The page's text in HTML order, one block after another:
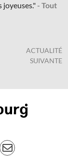
- Tout
ACTUALITÉ
SUIVANTE